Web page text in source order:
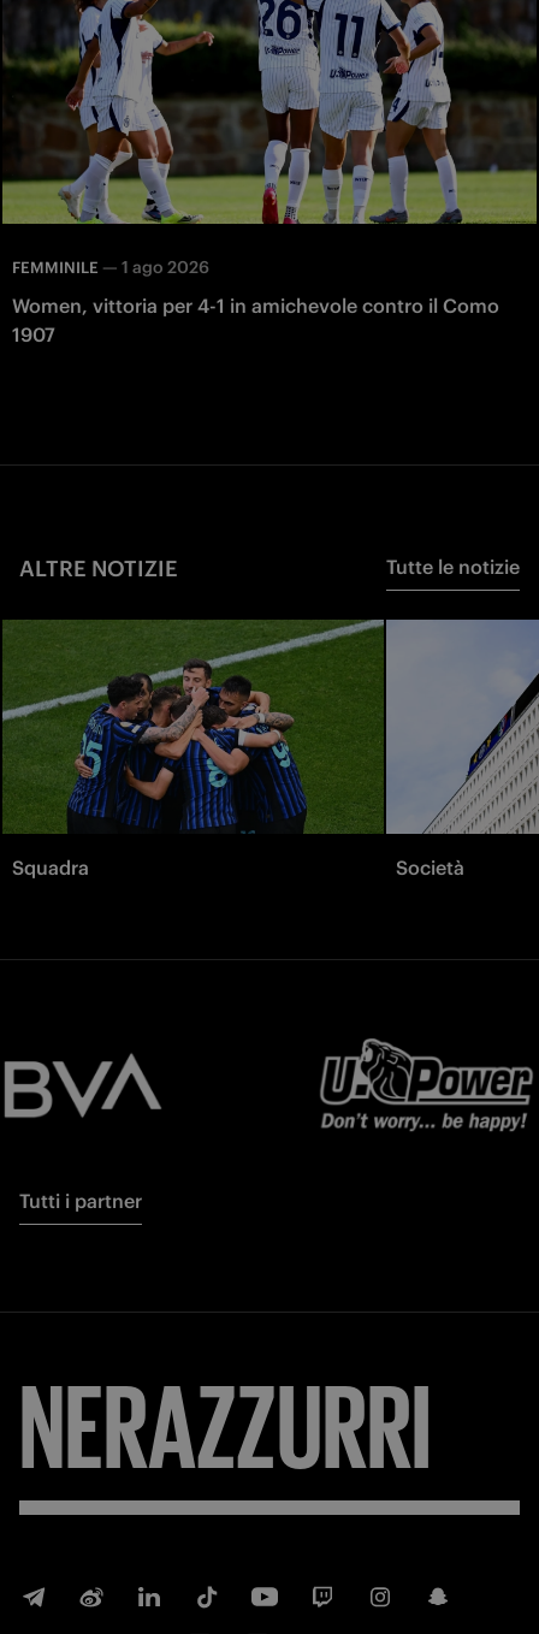
FEMMINILE — 1 ago 2026
Women, vittoria per 4-1 in amichevole contro il Como
1907
ALTRE NOTIZIE Tutte le notizie
Squadra Società
Tutti i partner
NERAZZURRI